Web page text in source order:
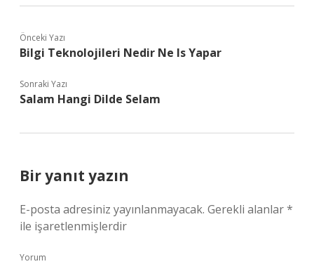
Önceki Yazı
Bilgi Teknolojileri Nedir Ne Is Yapar
Sonraki Yazı
Salam Hangi Dilde Selam
Bir yanıt yazın
E-posta adresiniz yayınlanmayacak. Gerekli alanlar*
ile işaretlenmişlerdir
Yorum